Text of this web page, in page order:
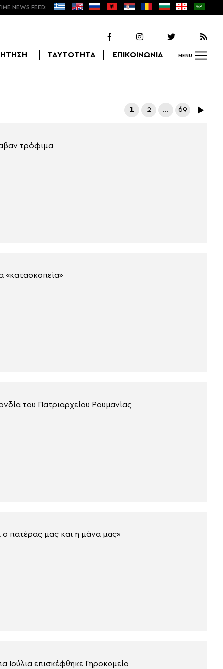
NEWS FEED:
ΤΑΥΤΟΤΗΤΑ ΕΠΙΚΟΙΝΩΝΙΑ MENU
1 2 … 69
τρόφιμα
«κατασκοπεία»
του Πατριαρχείου Ρουμανίας
ο πατέρας μας και η μάνα μας»
Ιούλια επισκέφθηκε Γηροκομείο